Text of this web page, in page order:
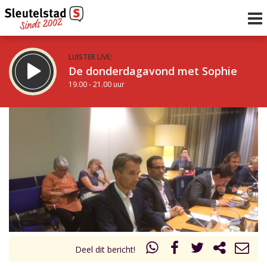
LUISTER LIVE:
De donderdagavond met Sophie
19.00 - 21.00 uur
De avond van Sleutelstad
uur 1 van 0 Volgend uur
Inklappen
Deel dit bericht!